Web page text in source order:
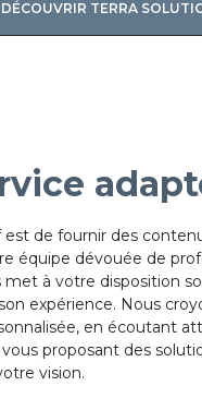
DÉCOUVRIR TERRA
de fournir des
équipe dévouée de
à votre disposition
expérience. Nous
en écoutant
proposant des
vision.